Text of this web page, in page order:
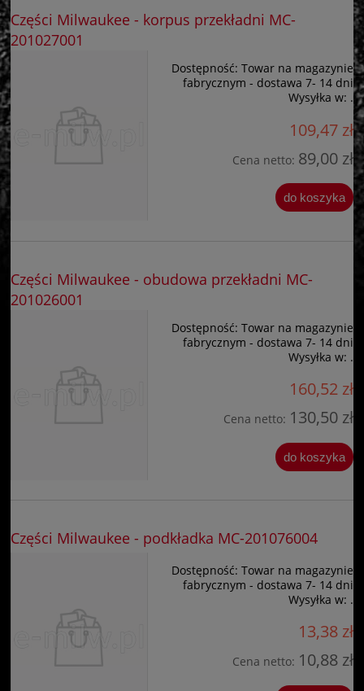
Części Milwaukee - korpus przekładni MC-
201027001
Dostępność: Towar na magazynie
fabrycznym - dostawa 7- 14 dni
Wysyłka w: .
109,47 zł
Cena netto: 89,00 zł
do koszyka
Części Milwaukee - obudowa przekładni MC-
201026001
Dostępność: Towar na magazynie
fabrycznym - dostawa 7- 14 dni
Wysyłka w: .
160,52 zł
Cena netto: 130,50 zł
do koszyka
Części Milwaukee - podkładka MC-201076004
Dostępność: Towar na magazynie
fabrycznym - dostawa 7- 14 dni
Wysyłka w: .
13,38 zł
Cena netto: 10,88 zł